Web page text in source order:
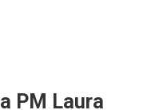
PM Laura